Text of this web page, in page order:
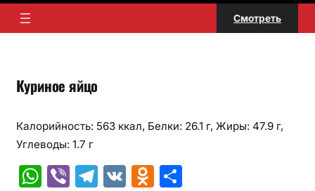
Смотреть
Куриное яйцо
Калорийность: 563 ккал, Белки: 26.1 г, Жиры: 47.9 г,
Углеводы: 1.7 г
W Vi T V O О